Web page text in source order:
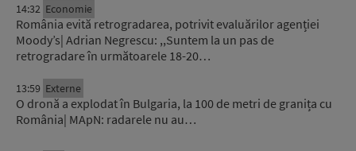
14:32 Economie
România evită retrogradarea, potrivit evaluărilor agenției
Moody’s| Adrian Negrescu: ,,Suntem la un pas de
retrogradare în următoarele 18-20…
13:59 Externe
O dronă a explodat în Bulgaria, la 100 de metri de granița cu
România| MApN: radarele nu au…